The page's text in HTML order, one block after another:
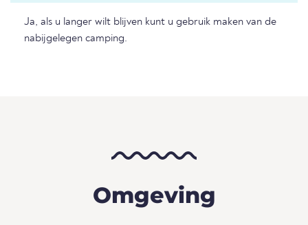
Ja, als u langer wilt blijven kunt u gebruik maken van de
nabijgelegen camping.
Omgeving